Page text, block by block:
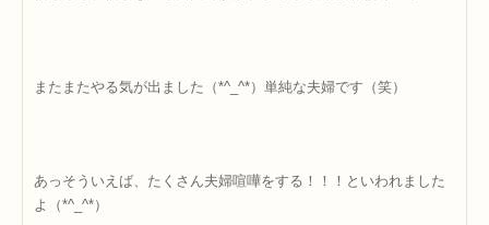
またまたやる気が出ました（*^_^*）単純な夫婦です（笑）
あっそういえば、たくさん夫婦喧嘩をする！！！といわれました
よ（*^_^*）